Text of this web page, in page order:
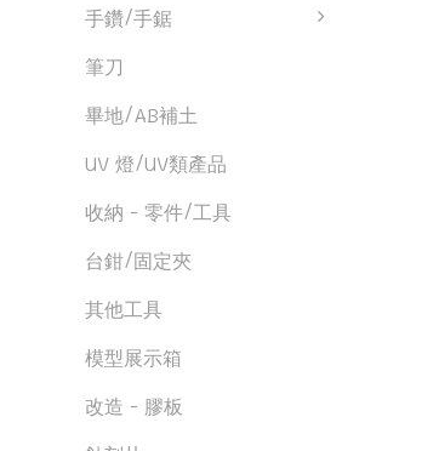
手鑽/手鋸
筆刀
畢地/AB補土
UV 燈/UV類產品
收納 - 零件/工具
台鉗/固定夾
其他工具
模型展示箱
改造 - 膠板